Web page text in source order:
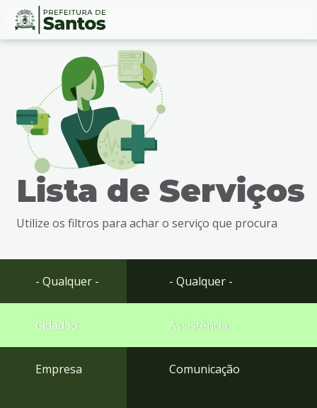
Ir
busca
Ir
rodapé
Conteúdo
Lista de Serviços
Utilize os filtros para achar o serviço que procura
- Qualquer -
Cidadão
Empresa
- Qualquer -
Assistência
Comunicação